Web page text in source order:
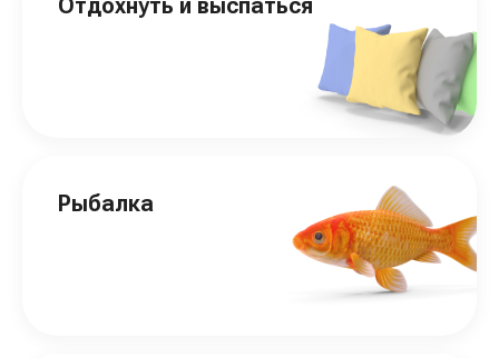
Отдохнуть и выспаться
Рыбалка